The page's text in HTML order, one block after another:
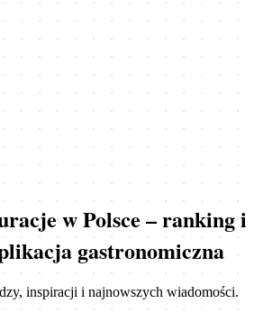
w Polsce – ranking i
gastronomiczna
inspiracji i najnowszych wiadomości.